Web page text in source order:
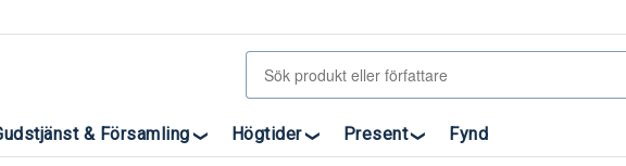
& Församling Högtider Present Fynd